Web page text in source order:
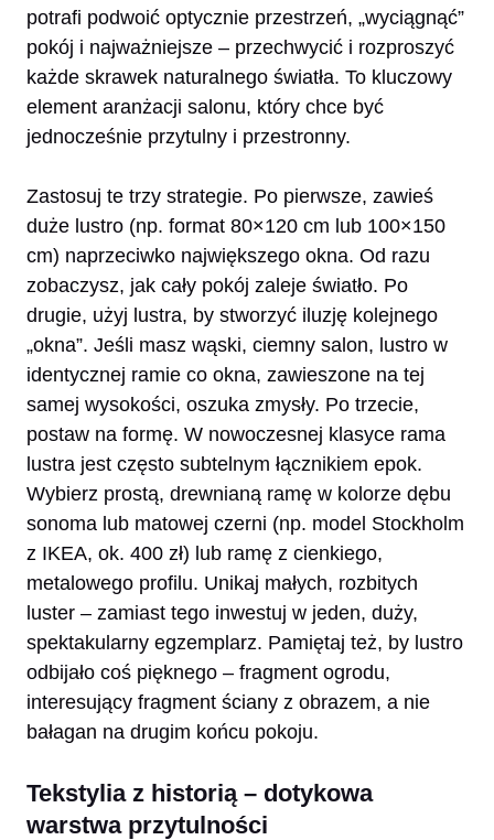
potrafi podwoić optycznie przestrzeń, „wyciągnąć”
pokój i najważniejsze – przechwycić i rozproszyć
każde skrawek naturalnego światła. To kluczowy
element aranżacji salonu, który chce być
jednocześnie przytulny i przestronny.
Zastosuj te trzy strategie. Po pierwsze, zawieś
duże lustro (np. format 80×120 cm lub 100×150
cm) naprzeciwko największego okna. Od razu
zobaczysz, jak cały pokój zaleje światło. Po
drugie, użyj lustra, by stworzyć iluzję kolejnego
„okna”. Jeśli masz wąski, ciemny salon, lustro w
identycznej ramie co okna, zawieszone na tej
samej wysokości, oszuka zmysły. Po trzecie,
postaw na formę. W nowoczesnej klasyce rama
lustra jest często subtelnym łącznikiem epok.
Wybierz prostą, drewnianą ramę w kolorze dębu
sonoma lub matowej czerni (np. model Stockholm
z IKEA, ok. 400 zł) lub ramę z cienkiego,
metalowego profilu. Unikaj małych, rozbitych
luster – zamiast tego inwestuj w jeden, duży,
spektakularny egzemplarz. Pamiętaj też, by lustro
odbijało coś pięknego – fragment ogrodu,
interesujący fragment ściany z obrazem, a nie
bałagan na drugim końcu pokoju.
Tekstylia z historią – dotykowa
warstwa przytulności